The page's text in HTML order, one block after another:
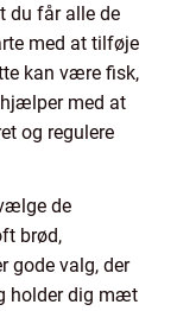
du får alle de
med at tilføje
kan være fisk,
med at
og regulere
de
brød,
gode valg, der
holder dig mæt